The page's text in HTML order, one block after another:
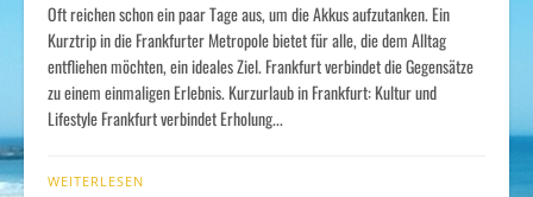
Oft reichen schon ein paar Tage aus, um die Akkus aufzutanken. Ein
Kurztrip in die Frankfurter Metropole bietet für alle, die dem Alltag
entfliehen möchten, ein ideales Ziel. Frankfurt verbindet die Gegensätze
zu einem einmaligen Erlebnis. Kurzurlaub in Frankfurt: Kultur und
Lifestyle Frankfurt verbindet Erholung...
WEITERLESEN